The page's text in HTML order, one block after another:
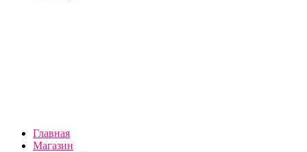
Главная
Магазин